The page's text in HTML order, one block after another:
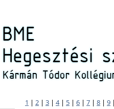
1 | 2 | 3 | 4| 5 | 6 | 7 | 8 | 9 |